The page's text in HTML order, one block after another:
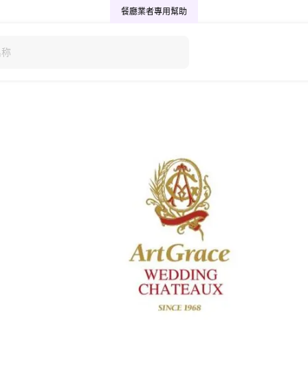
餐廳業者專用幫助